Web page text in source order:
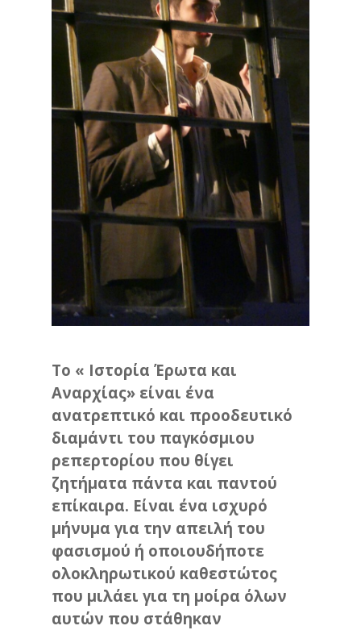
Το « Ιστορία Έρωτα και
Αναρχίας» είναι ένα
ανατρεπτικό και προοδευτικό
διαμάντι του παγκόσμιου
ρεπερτορίου που θίγει
ζητήματα πάντα και παντού
επίκαιρα. Είναι ένα ισχυρό
μήνυμα για την απειλή του
φασισμού ή οποιουδήποτε
ολοκληρωτικού καθεστώτος
που μιλάει για τη μοίρα όλων
αυτών που στάθηκαν